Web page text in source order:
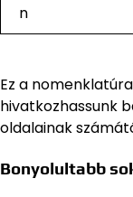
n
Ez a
hivatkozhassunk
oldalainak
Bonyolultabb